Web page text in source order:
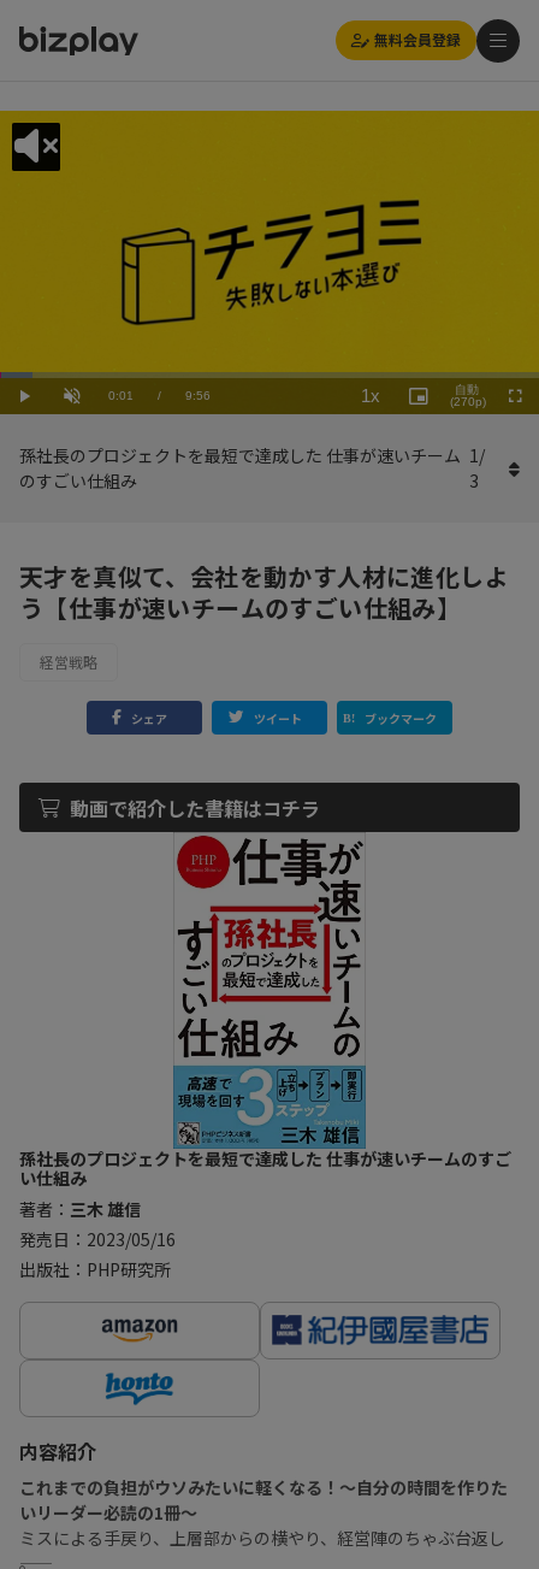
無料会員登録
Play UnmuteCurrent
0:01 / Duration
9:56
Loaded:
6.05%
1x
Rate
Picture-
in-
自動
(270p)
孫社長のプロジェクトを最短で達成した 仕事が速いチーム
のすごい仕組み
1/
3
天才を真似て、会社を動かす人材に進化しよ
う【仕事が速いチームのすごい仕組み】
経営戦略
シェア ツイート ブックマーク
動画で紹介した書籍はコチラ
孫社長のプロジェクトを最短で達成した 仕事が速いチームのすご
い仕組み
著者： 三木 雄信
発売日：2023/05/16
出版社：PHP研究所
内容紹介
これまでの負担がウソみたいに軽くなる！〜自分の時間を作りた
いリーダー必読の1冊〜
ミスによる手戻り、上層部からの横やり、経営陣のちゃぶ台返し
――。